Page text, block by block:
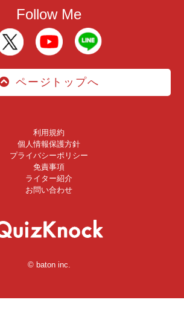
Follow Me
ページトップへ
利用規約
個人情報保護方針
プライバシーポリシー
免責事項
ライター紹介
お問い合わせ
© baton inc.